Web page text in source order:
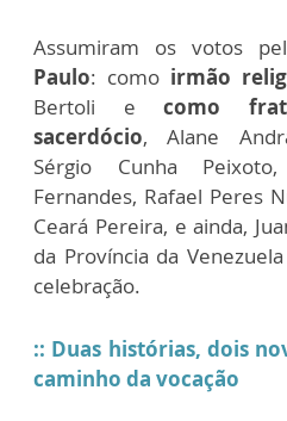
Assumiram os votos
Paulo: como irmão
Bertoli ecomo
sacerdócio,Alane
Sérgio Cunha
Fernandes, Rafael Peres
Ceará Pereira, e ainda,
da Província da
celebração.
:: Duas histórias, dois
caminho da vocação